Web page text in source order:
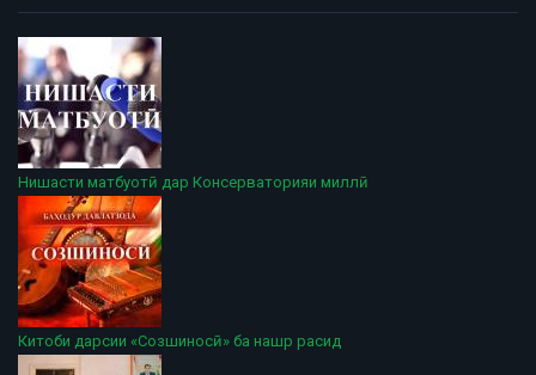
Нишасти матбуотӣ дар Консерваторияи миллӣ
Китоби дарсии «Созшиносӣ» ба нашр расид